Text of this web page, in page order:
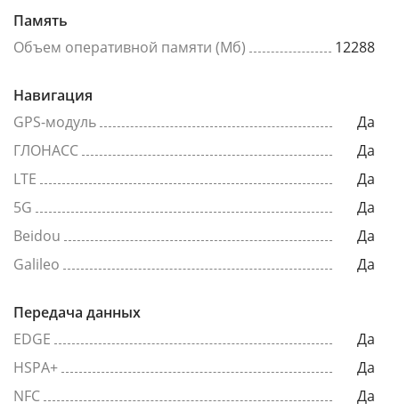
Память
Объем оперативной памяти (Мб)
12288
Навигация
GPS-модуль
Да
ГЛОНАСС
Да
LTE
Да
5G
Да
Beidou
Да
Galileo
Да
Передача данных
EDGE
Да
HSPA+
Да
NFC
Да